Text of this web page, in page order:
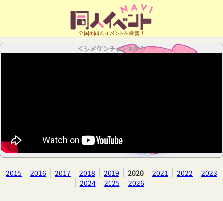
全国の同人イベントを検索！
＜シメケンチャンネル＞
2015 2016 2017 2018 2019 2020 2021 2022
2023
2024
2025 2026